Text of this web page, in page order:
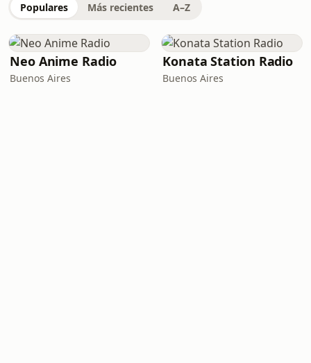
Populares Más recientes A–Z
Neo Anime Radio
Buenos Aires
Konata Station Radio
Buenos Aires